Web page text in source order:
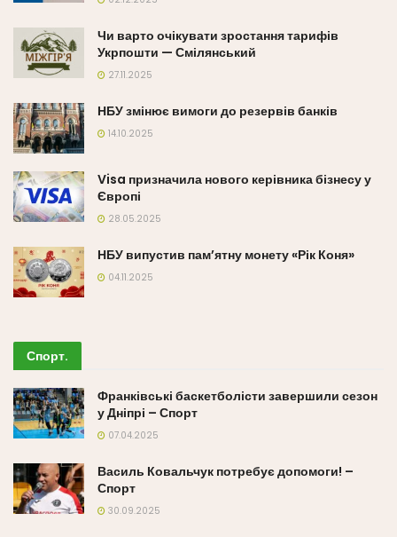
Чи варто очікувати зростання тарифів
Укрпошти — Смілянський
27.11.2025
НБУ змінює вимоги до резервів банків
14.10.2025
Visa призначила нового керівника бізнесу у
Європі
28.05.2025
НБУ випустив пам’ятну монету «Рік Коня»
04.11.2025
Спорт.
Франківські баскетболісти завершили сезон
у Дніпрі – Спорт
07.04.2025
Василь Ковальчук потребує допомоги! –
Спорт
30.09.2025